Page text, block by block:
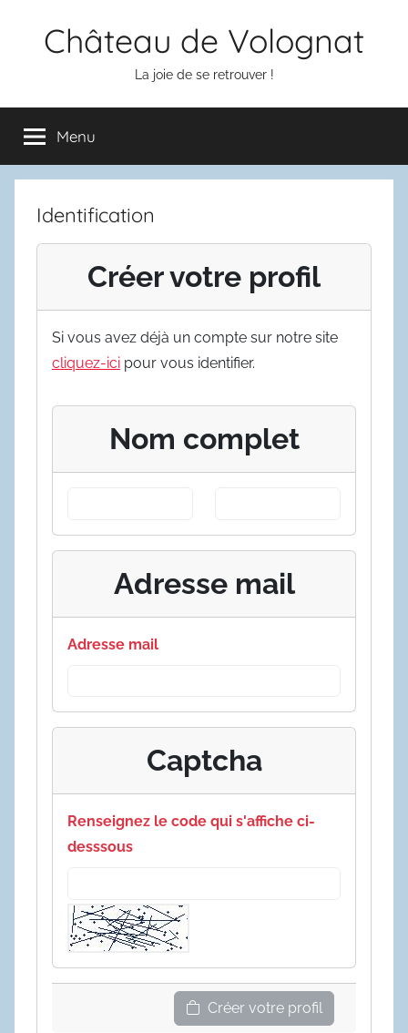
Château de Volognat
La joie de se retrouver !
Menu
Identification
Créer votre profil
Si vous avez déjà un compte sur notre site
cliquez-ici pour vous identifier.
Nom complet
Adresse mail
Adresse mail
Captcha
Renseignez le code qui s'affiche ci-
desssous
Créer votre profil